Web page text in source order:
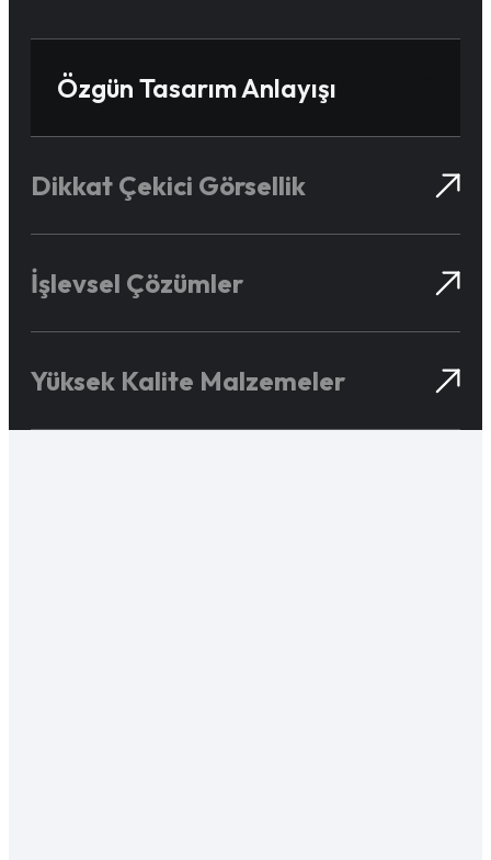
Özgün Tasarım Anlayışı
Dikkat Çekici Görsellik
İşlevsel Çözümler
Yüksek Kalite Malzemeler